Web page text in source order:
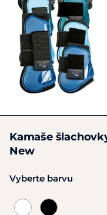
Kamaše
New
Vyberte barvu